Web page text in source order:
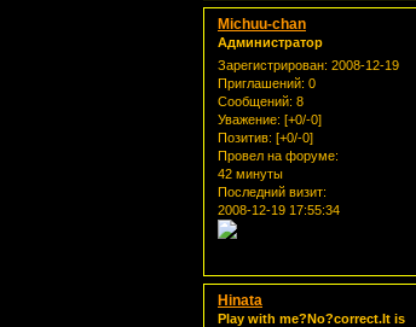
Michuu-chan
Администратор
Зарегистрирован: 2008-12-19
Приглашений: 0
Сообщений: 8
Уважение: [+0/-0]
Позитив: [+0/-0]
Провел на форуме:
42 минуты
Последний визит:
2008-12-19 17:55:34
Hinata
Play with me?No?correct.It is